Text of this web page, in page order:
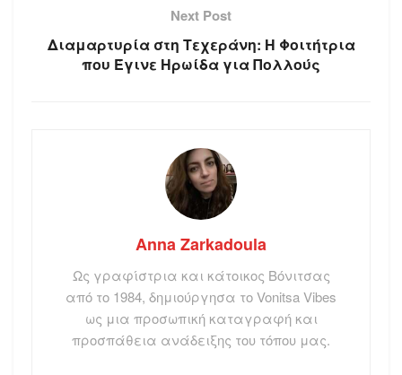
Next Post
Διαμαρτυρία στη Τεχεράνη: Η Φοιτήτρια
που Έγινε Ηρωίδα για Πολλούς
Anna Zarkadoula
Ως γραφίστρια και κάτοικος Βόνιτσας
από το 1984, δημιούργησα το Vonitsa Vibes
ως μια προσωπική καταγραφή και
προσπάθεια ανάδειξης του τόπου μας.